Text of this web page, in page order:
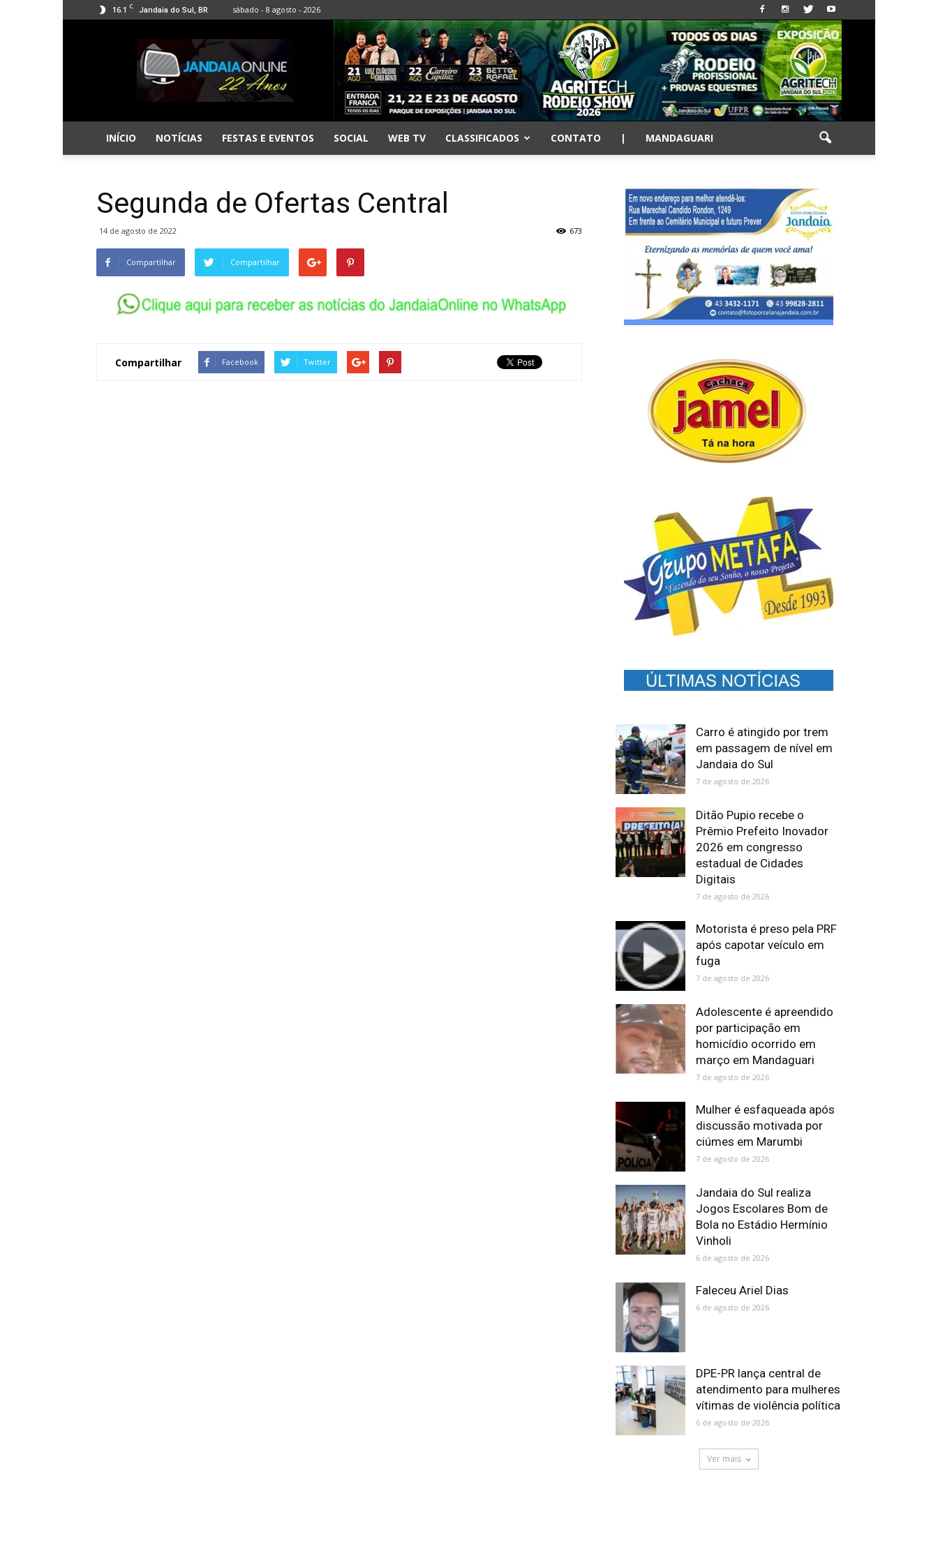
16.1 C Jandaia do Sul, BR sábado - 8 agosto - 2026
Jandaia
Online
INÍCIO NOTÍCIAS FESTAS E EVENTOS SOCIAL WEB TV CLASSIFICADOS CONTATO | MANDAGUARI
Segunda de Ofertas Central
14 de agosto de 2022 673
Compartilhar Compartilhar
Compartilhar Facebook Twitter
Carro é atingido por trem
em passagem de nível em
Jandaia do Sul
7 de agosto de 2026
Ditão Pupio recebe o
Prêmio Prefeito Inovador
2026 em congresso
estadual de Cidades
Digitais
7 de agosto de 2026
Motorista é preso pela PRF
após capotar veículo em
fuga
7 de agosto de 2026
Adolescente é apreendido
por participação em
homicídio ocorrido em
março em Mandaguari
7 de agosto de 2026
Mulher é esfaqueada após
discussão motivada por
ciúmes em Marumbi
7 de agosto de 2026
Jandaia do Sul realiza
Jogos Escolares Bom de
Bola no Estádio Hermínio
Vinholi
6 de agosto de 2026
Faleceu Ariel Dias
6 de agosto de 2026
DPE-PR lança central de
atendimento para mulheres
vítimas de violência política
6 de agosto de 2026
Ver mais